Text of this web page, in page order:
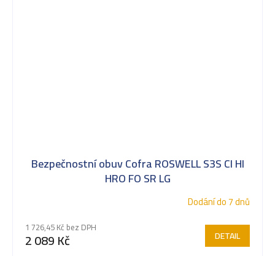
Bezpečnostní obuv Cofra ROSWELL S3S CI HI
HRO FO SR LG
Dodání do 7 dnů
1 726,45 Kč bez DPH
2 089 Kč DETAIL